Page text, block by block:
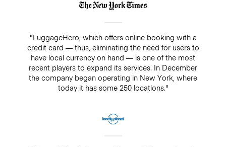
"LuggageHero, which offers online booking with a
credit card — thus, eliminating the need for users to
have local currency on hand — is one of the most
recent players to expand its services. In December
the company began operating in New York, where
today it has some 250 locations."